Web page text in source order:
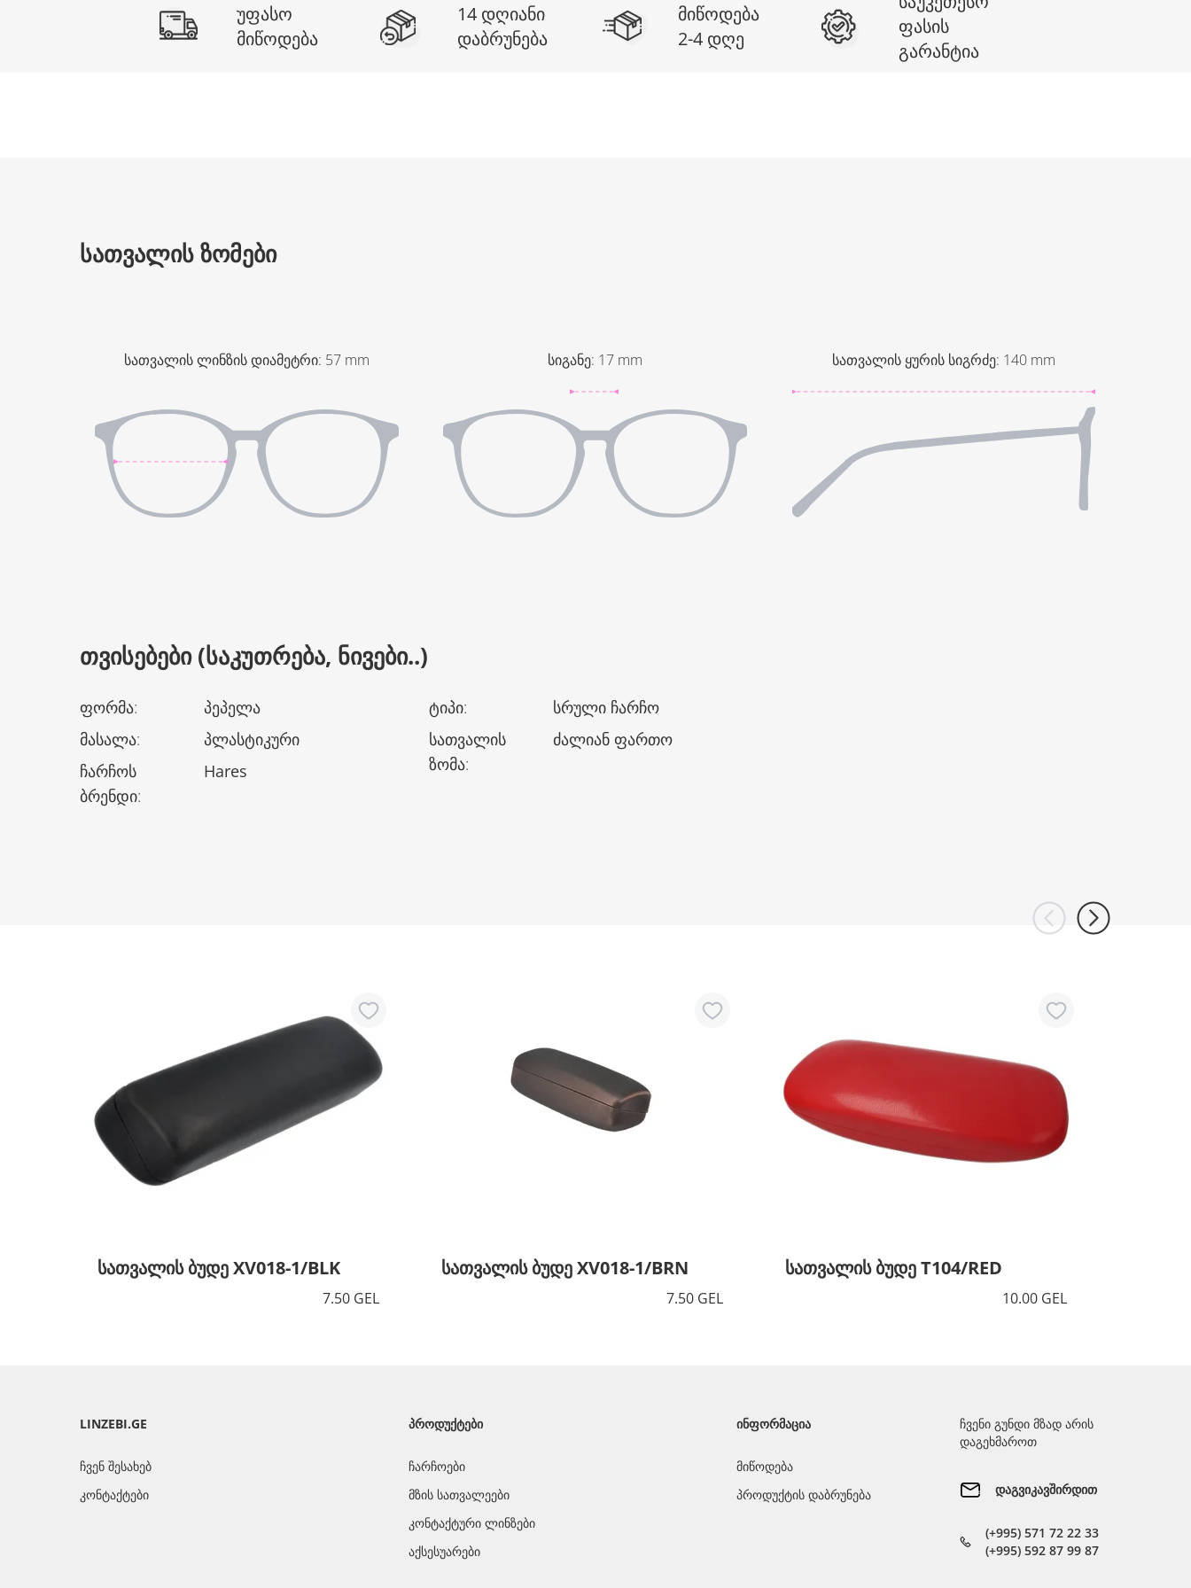
უფასო
მიწოდება
14 დღიანი
დაბრუნება
მიწოდება
2-4 დღე
ფასის
გარანტია
ᲡᲐᲗᲕᲐᲚᲘᲡ ᲖᲝᲛᲔᲑᲘ
სათვალის ლინზის დიამეტრი: 57 mm სიგანე: 17 mm სათვალის ყურის სიგრძე: 140 mm
ᲗᲕᲘᲡᲔᲑᲔᲑᲘ (ᲡᲐᲙᲣᲗᲠᲔᲑᲐ, ᲜᲘᲕᲔᲑᲘ..)
ფორმა:
პეპელა
მასალა:
პლასტიკური
ჩარჩოს
ბრენდი:
Hares
ტიპი:
სრული ჩარჩო
სათვალის
ზომა:
ძალიან ფართო
სათვალის ბუდე XV018-1/BLK
7.50 GEL
სათვალის ბუდე XV018-1/BRN
7.50 GEL
სათვალის ბუდე T104/RED
10.00 GEL
LINZEBI.GE
ჩვენ შესახებ
კონტაქტები
ᲞᲠᲝᲓᲣᲥᲢᲔᲑᲘ
ჩარჩოები
მზის სათვალეები
კონტაქტური ლინზები
აქსესუარები
ᲘᲜᲤᲝᲠᲛᲐᲪᲘᲐ
მიწოდება
პროდუქტის დაბრუნება
ჩვენი გუნდი მზად არის
დაგეხმაროთ
დაგვიკავშირდით
(+995) 571 72 22 33
(+995) 592 87 99 87